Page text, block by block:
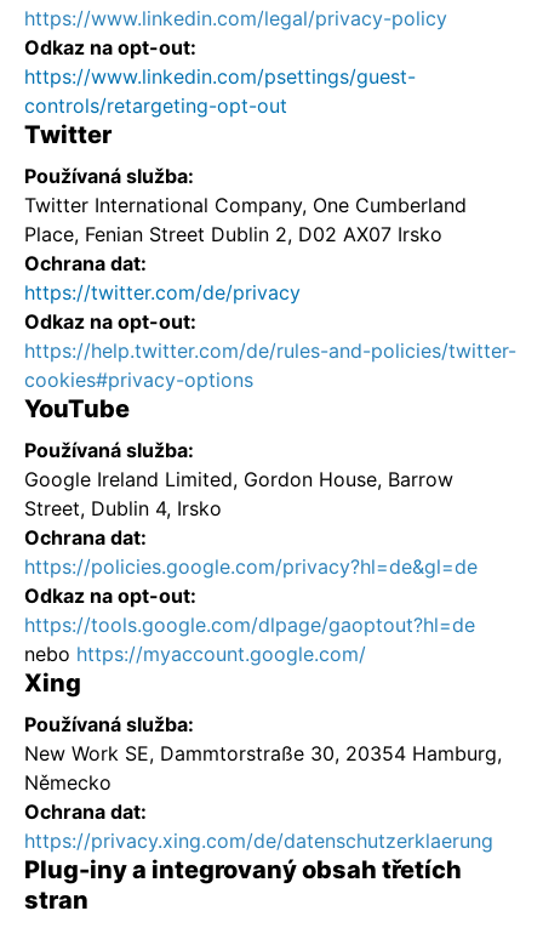
https://www.linkedin.com/legal/privacy-policy
Odkaz na opt-out:
https://www.linkedin.com/psettings/guest-
controls/retargeting-opt-out
Twitter
Používaná služba:
Twitter International Company, One Cumberland
Place, Fenian Street Dublin 2, D02 AX07 Irsko
Ochrana dat:
https://twitter.com/de/privacy
Odkaz na opt-out:
https://help.twitter.com/de/rules-and-policies/twitter-
cookies#privacy-options
YouTube
Používaná služba:
Google Ireland Limited, Gordon House, Barrow
Street, Dublin 4, Irsko
Ochrana dat:
https://policies.google.com/privacy?hl=de&gl=de
Odkaz na opt-out:
https://tools.google.com/dlpage/gaoptout?hl=de
nebo https://myaccount.google.com/
Xing
Používaná služba:
New Work SE, Dammtorstraße 30, 20354 Hamburg,
Německo
Ochrana dat:
https://privacy.xing.com/de/datenschutzerklaerung
Plug-iny a integrovaný obsah třetích
stran